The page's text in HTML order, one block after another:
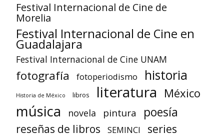
Festival Internacional de Cine de
Morelia
Festival Internacional de Cine en
Guadalajara
Festival Internacional de Cine UNAM
fotografía fotoperiodismo historia
Historia de México libros literatura México
música novela pintura poesía
reseñas de libros SEMINCI series